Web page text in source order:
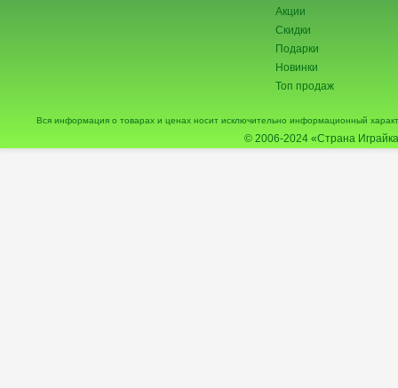
Акции
Скидки
Подарки
Новинки
Топ продаж
Вся информация о товарах и ценах носит исключительно информационный
© 2006-2024 «Страна